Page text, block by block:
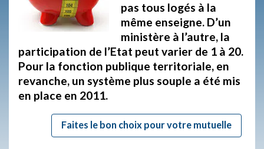
pas tous logés à la
même enseigne. D’un
ministère à l’autre, la
participation de l’Etat peut varier de 1 à 20.
Pour la fonction publique territoriale, en
revanche, un système plus souple a été mis
en place en 2011.
Faites le bon choix pour votre mutuelle